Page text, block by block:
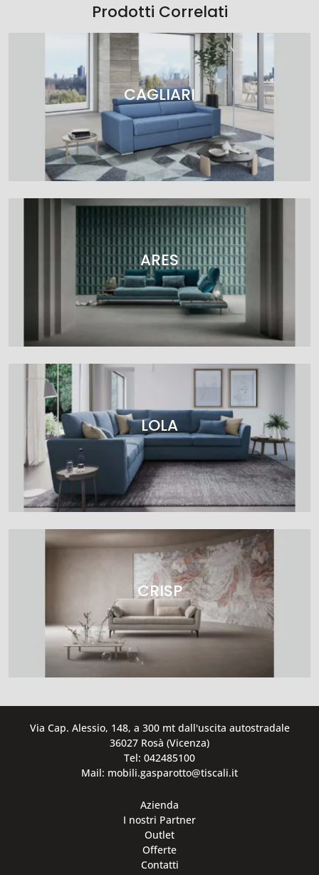
Prodotti Correlati
CAGLIARI
ARES
LOLA
CRISP
Via Cap. Alessio, 148, a 300 mt dall'uscita autostradale
36027 Rosà (Vicenza)
Tel: 042485100
Mail: mobili.gasparotto@tiscali.it
Azienda
I nostri Partner
Outlet
Offerte
Contatti